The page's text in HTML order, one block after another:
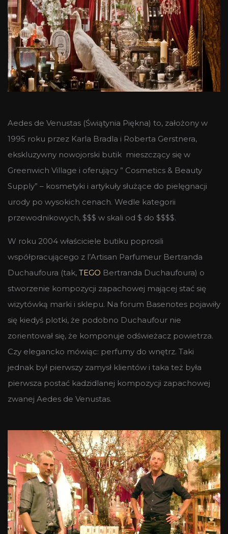
Aedes de Venustas (Świątynia Piękna) to, założony w
1995 roku przez Karla Bradla i Roberta Gerstnera,
ekskluzywny nowojorski butik mieszczący się w
Greenwich Village i oferujący ” Cosmetics & Beauty
Supply” – kosmetyki i artykuły służące do pielęgnacji
urody po wysokich cenach. Wedle kategorii
przewodnikowych, $$$ w skali od $ do $$$$.
W roku 2004 właściciele butiku poprosili
współpracującego z l’Artisan Parfumeur Bertranda
Duchaufoura (tak, TEGO Bertranda Duchaufoura) o
stworzenie kompozycji zapachowej mającej stać się
wizytówką marki i sklepu. Na forum Basenotes pojawiły
się kiedyś plotki, że podobno Duchaufour nie
zorientował się, że komponuje odświeżacz powietrza.
Czy elegancko mówiąc: perfumy do wnętrz. Taki
jednak był pierwszy zamysł klientów i taka też była
pierwsza postać kadzidlanej kompozycji zapachowej
zwanej Aedes de Venustas.